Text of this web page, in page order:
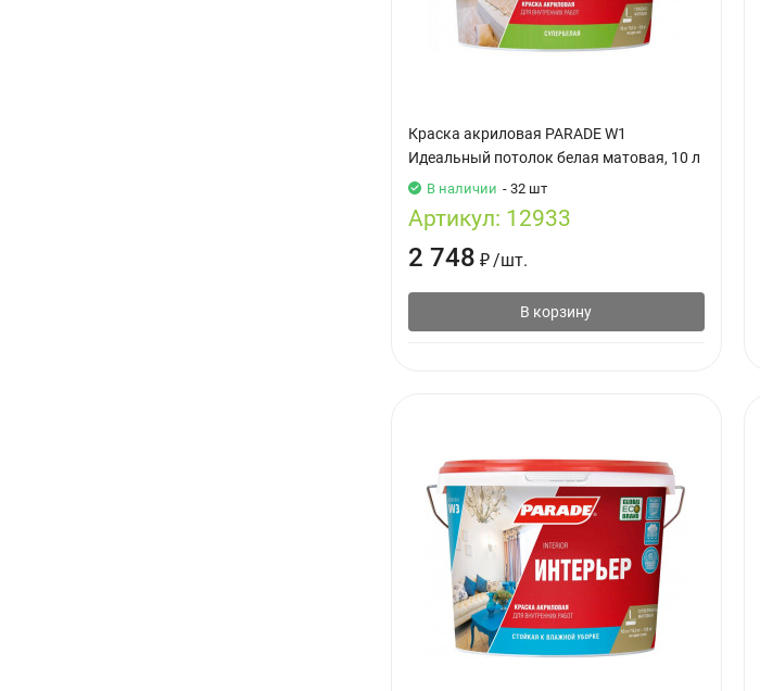
Краска акриловая PARADE W1
Идеальный потолок белая матовая, 10 л
В наличии - 32 шт
Артикул: 12933
2 748 ₽/шт.
В корзину